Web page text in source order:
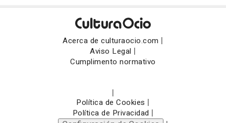
Acerca de culturaocio.com |
Aviso Legal |
Cumplimento normativo
|
Política de Cookies |
Política de Privacidad |